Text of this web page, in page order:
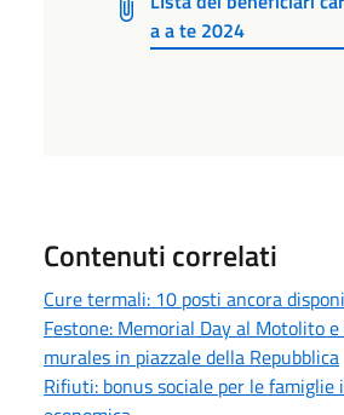
a a te 2024
Contenuti correlati
Cure termali: 10 posti ancora
Festone: Memorial Day al Motolito
murales in piazzale della Repubblica
Rifiuti: bonus sociale per le